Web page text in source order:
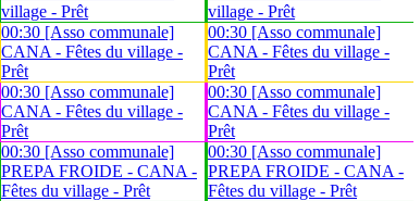
village - Prêt
00:30 [Asso communale]
CANA - Fêtes du village -
Prêt
00:30 [Asso communale]
CANA - Fêtes du village -
Prêt
00:30 [Asso communale]
PREPA FROIDE - CANA -
Fêtes du village - Prêt
village - Prêt
00:30 [Asso communale]
CANA - Fêtes du village -
Prêt
00:30 [Asso communale]
CANA - Fêtes du village -
Prêt
00:30 [Asso communale]
PREPA FROIDE - CANA -
Fêtes du village - Prêt